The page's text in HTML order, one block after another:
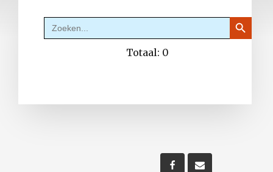
Zoek
naar:
Totaal: 0